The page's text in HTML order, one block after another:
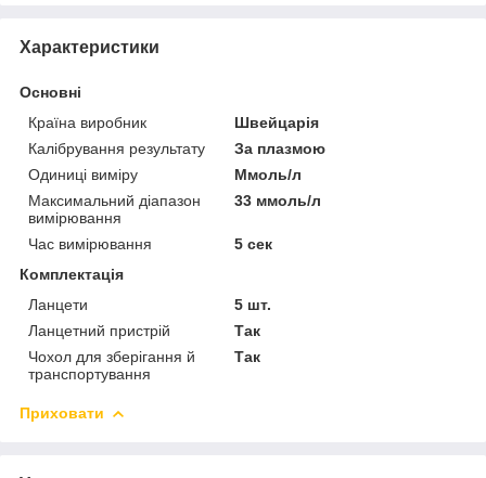
Характеристики
Основні
Країна виробник
Швейцарія
Калібрування результату
За плазмою
Одиниці виміру
Ммоль/л
Максимальний діапазон
вимірювання
33 ммоль/л
Час вимірювання
5 сек
Комплектація
Ланцети
5 шт.
Ланцетний пристрій
Так
Чохол для зберігання й
транспортування
Так
Приховати